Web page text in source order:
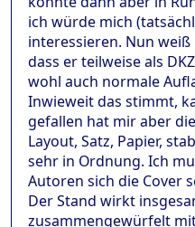
ich würde mich
interessieren. Nun
dass er teilweise als
wohl auch normale
Inwieweit das stimmt,
gefallen hat mir aber
Layout, Satz, Papier,
sehr in Ordnung. Ich
Autoren sich die Cover
Der Stand wirkt
zusammengewürfelt